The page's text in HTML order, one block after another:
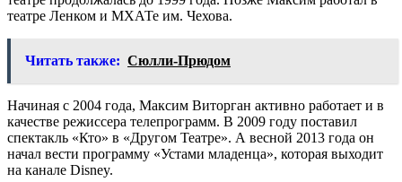
театре Ленком и МХАТе им. Чехова.
Читать также: Сюлли-Прюдом
Начиная с 2004 года, Максим Виторган активно работает и в
качестве режиссера телепрограмм. B 2009 году поставил
спектакль «Кто» в «Другом Театре». А весной 2013 года он
начал вести программу «Устами младенца», которая выходит
на канале Disney.